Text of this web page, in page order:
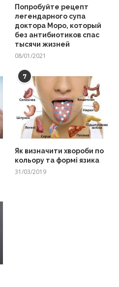
Попробуйте рецепт
легендарного супа
доктора Моро, который
без антибиотиков спас
тысячи жизней
08/01/2021
7
Як визначити хвороби по
кольору та формі язика
31/03/2019